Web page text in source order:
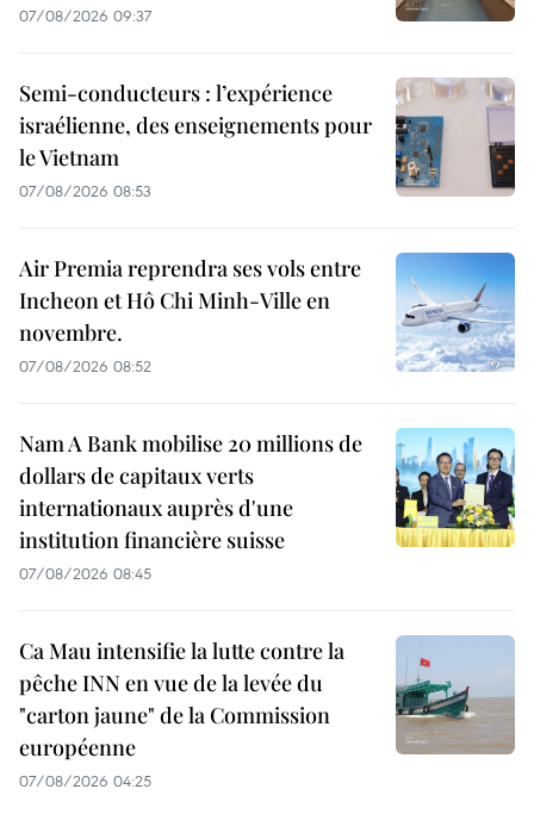
07/08/2026 09:37
Semi-conducteurs : l’expérience
israélienne, des enseignements pour
le Vietnam
07/08/2026 08:53
Air Premia reprendra ses vols entre
Incheon et Hô Chi Minh-Ville en
novembre.
07/08/2026 08:52
Nam A Bank mobilise 20 millions de
dollars de capitaux verts
internationaux auprès d'une
institution financière suisse
07/08/2026 08:45
Ca Mau intensifie la lutte contre la
pêche INN en vue de la levée du
"carton jaune" de la Commission
européenne
07/08/2026 04:25